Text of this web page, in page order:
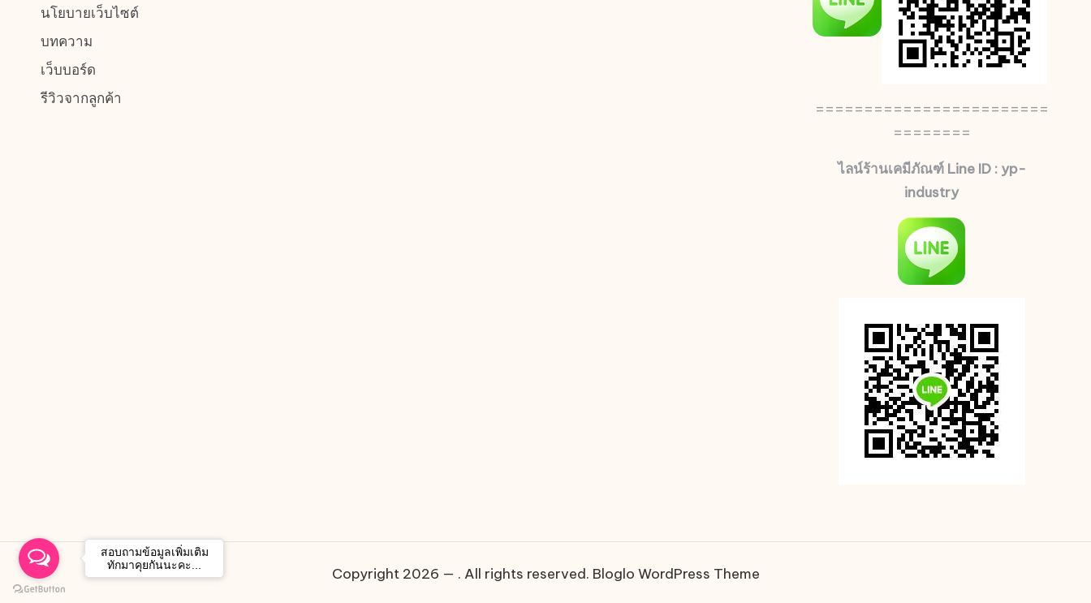
นโยบายเว็บไซต์
บทความ
เว็บบอร์ด
รีวิวจากลูกค้า
========================
========
ไลน์ร้านเคมีภัณฑ์ Line ID : yp-
industry
Copyright 2026 — . All rights reserved. Bloglo WordPress Theme
สอบถามข้อมูลเพิ่มเติม
ทักมาคุยกันนะคะ...